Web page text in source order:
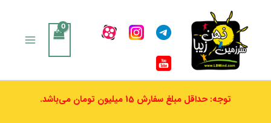
توجه: حداقل مبلغ سفارش 15 میلیون تومان می‌باشد.